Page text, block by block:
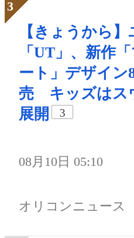
【きょうから
「UT」、新作
ート」デザイン
売 キッズはス
展開
3
08月10日 05:10
オリコンニュース